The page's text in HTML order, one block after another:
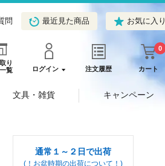
問 最近見た商品 お気に入り
り
覧
ログイン 注文履歴 カート
0
文具・雑貨 キャンペーン
通常１～２日で出荷
(！お盆時期の出荷について！)